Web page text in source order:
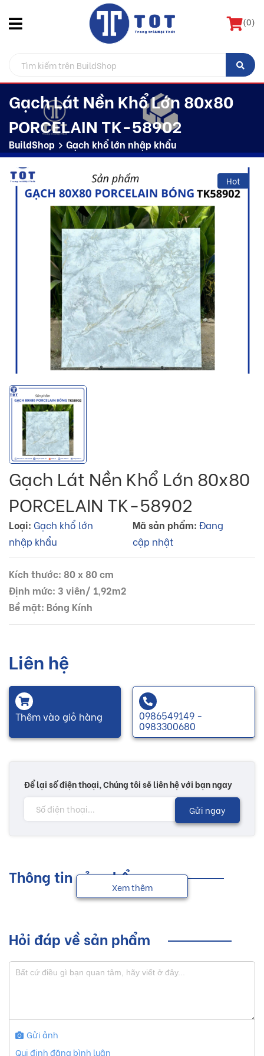
(0)
Gạch Lát Nền Khổ Lớn 80x80
PORCELAIN TK-58902
BuildShop Gạch khổ lớn nhập khẩu
Hot
Gạch Lát Nền Khổ Lớn 80x80
PORCELAIN TK-58902
Loại: Gạch khổ lớn
nhập khẩu
Mã sản phẩm: Đang
cập nhật
Kích thước: 80 x 80 cm
Định mức: 3 viên/ 1,92m2
Bề mặt: Bóng Kính
Liên hệ
Thêm vào giỏ hàng 0986549149 -
0983300680
Để lại số điện thoại, Chúng tôi sẽ liên hệ với bạn ngay
Gửi ngay
Thông tin sản phẩm
Xem thêm
Hỏi đáp về sản phẩm
Gửi ảnh
Qui định đăng bình luận